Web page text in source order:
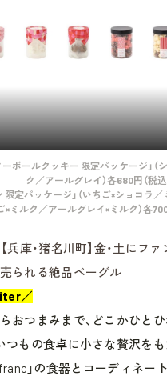
ノーボールクッキー 限定パッケージ」
ク／アールグレイ）各680円（税込
限定パッケージ」（いちご×ショコラ
×ミルク／アールグレイ×ミルク）各700
【兵庫・猪名川町】金・土にフ
られる絶品ベーグル
／
おつまみまで、どこかひと
つもの食卓に小さな贅沢を
」の食器とコーディネー